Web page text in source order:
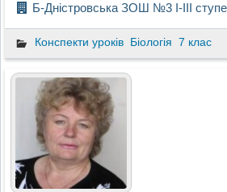
Б-Дністровська ЗОШ №3 І-ІІІ
Конспекти уроків Біологія 7 клас